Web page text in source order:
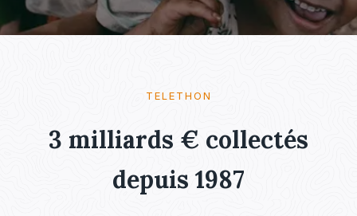
TELETHON
3 milliards € collectés
depuis 1987